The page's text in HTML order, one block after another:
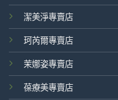
潔美淨專賣店
珂芮爾專賣店
茉娜姿專賣店
葆療美專賣店